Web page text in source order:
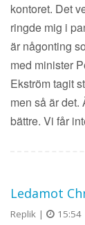
kontoret. Det
ringde mig i
är någonting
med minister
Ekström tagit
men så är det.
bättre. Vi får
Ledamot
Replik | 15:54